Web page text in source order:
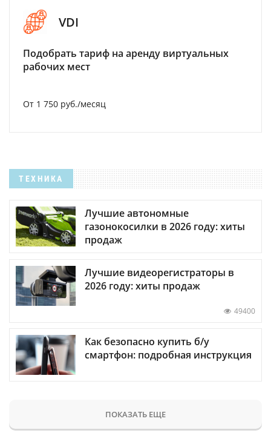
VDI
Подобрать тариф на аренду виртуальных
рабочих мест
От 1 750 руб./месяц
ТЕХНИКА
Лучшие автономные
газонокосилки в 2026 году: хиты
продаж
Лучшие видеорегистраторы в
2026 году: хиты продаж
49400
Как безопасно купить б/у
смартфон: подробная инструкция
ПОКАЗАТЬ ЕЩЕ